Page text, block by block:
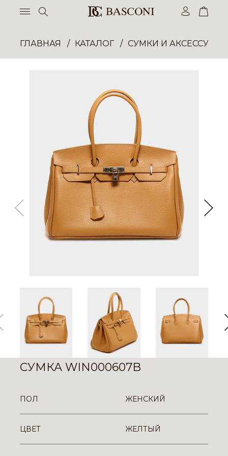
ГЛАВНАЯ КАТАЛОГ СУМКИ И
СУМКА WIN000607B
ПОЛ ЖЕНСКИЙ
ЦВЕТ ЖЕЛТЫЙ